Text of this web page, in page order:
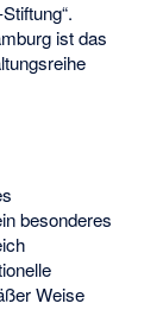
ist das
besonderes
Weise